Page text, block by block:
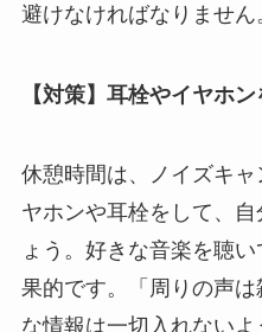
避けなければなりません
【対策】耳栓やイヤホ
休憩時間は、ノイズキ
ヤホンや耳栓をして、
ょう。好きな音楽を聴
果的です。「周りの声
な情報は一切入れないよ